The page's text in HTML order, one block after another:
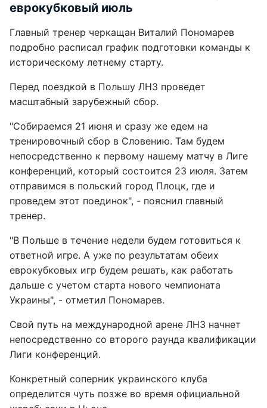
еврокубковый июль
Главный тренер черкащан Виталий Пономарев
подробно расписал график подготовки команды к
историческому летнему старту.
Перед поездкой в Польшу ЛНЗ проведет
масштабный зарубежный сбор.
"Собираемся 21 июня и сразу же едем на
тренировочный сбор в Словению. Там будем
непосредственно к первому нашему матчу в Лиге
конференций, который состоится 23 июля. Затем
отправимся в польский город Плоцк, где и
проведем этот поединок", - пояснил главный
тренер.
"В Польше в течение недели будем готовиться к
ответной игре. А уже по результатам обеих
еврокубковых игр будем решать, как работать
дальше с учетом старта нового чемпионата
Украины", - отметил Пономарев.
Свой путь на международной арене ЛНЗ начнет
непосредственно со второго раунда квалификации
Лиги конференций.
Конкретный соперник украинского клуба
определится чуть позже во время официальной